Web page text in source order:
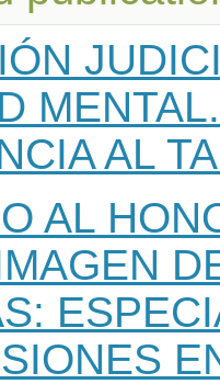
AL
AL